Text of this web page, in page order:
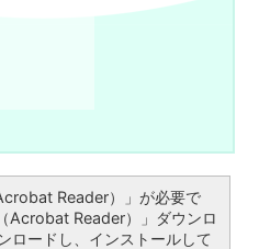
Reader）」が必要で
Acrobat Reader）」ダウンロ
ロードし、インストールして